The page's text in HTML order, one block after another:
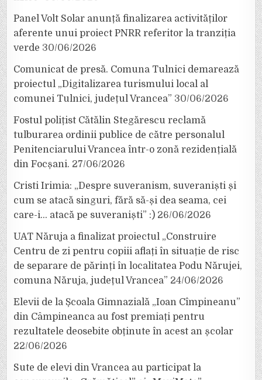
Panel Volt Solar anunță finalizarea activităților
aferente unui proiect PNRR referitor la tranziția
verde 30/06/2026
Comunicat de presă. Comuna Tulnici demarează
proiectul „Digitalizarea turismului local al
comunei Tulnici, județul Vrancea” 30/06/2026
Fostul polițist Cătălin Stegărescu reclamă
tulburarea ordinii publice de către personalul
Penitenciarului Vrancea într-o zonă rezidențială
din Focșani. 27/06/2026
Cristi Irimia: „Despre suveranism, suveraniști și
cum se atacă singuri, fără să-și dea seama, cei
care-i… atacă pe suveraniști” :) 26/06/2026
UAT Năruja a finalizat proiectul „Construire
Centru de zi pentru copiii aflați în situație de risc
de separare de părinți în localitatea Podu Nărujei,
comuna Năruja, județul Vrancea” 24/06/2026
Elevii de la Școala Gimnazială „Ioan Cîmpineanu”
din Câmpineanca au fost premiați pentru
rezultatele deosebite obținute în acest an școlar
22/06/2026
Sute de elevi din Vrancea au participat la